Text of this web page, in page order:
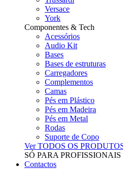
Versace
York
Componentes & Tech
Acessórios
Audio Kit
Bases
Bases de estruturas
Carregadores
Complementos
Camas
Pés em Plástico
Pés em Madeira
Pés em Metal
Rodas
Suporte de Copo
Ver TODOS OS
SÓ PARA PROFISSIONAIS
Contactos